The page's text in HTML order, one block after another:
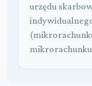
urzędu